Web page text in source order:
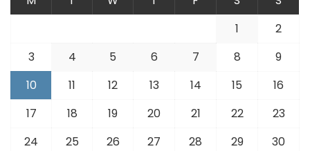
1
2
3
4 5 6 7 8
9
10
11 12 13 14 15
16
17
18 19 20 21 22
23
24
25 26 27 28 29
30